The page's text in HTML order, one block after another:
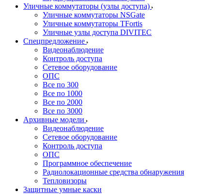
Уличные коммутаторы (узлы доступа)
Уличные коммутаторы NSGate
Уличные коммутаторы TFortis
Уличные узлы доступа DIVITEC
Спецпредложение
Видеонаблюдение
Контроль доступа
Сетевое оборудование
ОПС
Все по 300
Все по 1000
Все по 2000
Все по 3000
Архивные модели
Видеонаблюдение
Сетевое оборудование
Контроль доступа
ОПС
Программное обеспечение
Радиолокационные средства обнаружения
Тепловизоры
Защитные умные каски